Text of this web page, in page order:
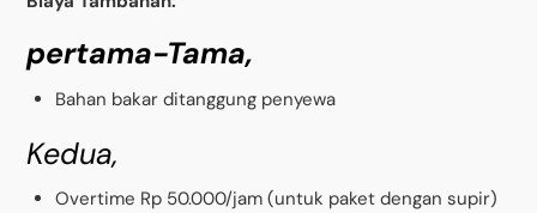
pertama-Tama,
Bahan bakar ditanggung penyewa
Kedua,
Overtime Rp 50.000/jam (untuk paket dengan supir)